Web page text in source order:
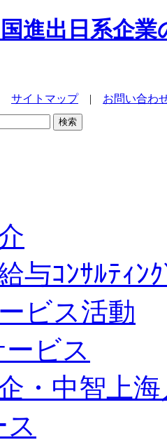
進出日系企
サイトマップ| お問い合わ
与ｺﾝｻﾙﾃｨﾝ
ビス活動
ビス
・中智上